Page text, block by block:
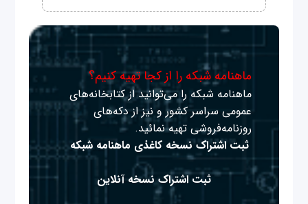
ماهنامه شبکه را از کجا تهیه کنیم؟
ماهنامه شبکه را می‌توانید از کتابخانه‌های
عمومی سراسر کشور و نیز از دکه‌های
روزنامه‌فروشی تهیه نمائید.
ثبت اشتراک نسخه کاغذی ماهنامه شبکه
ثبت اشتراک نسخه آنلاین